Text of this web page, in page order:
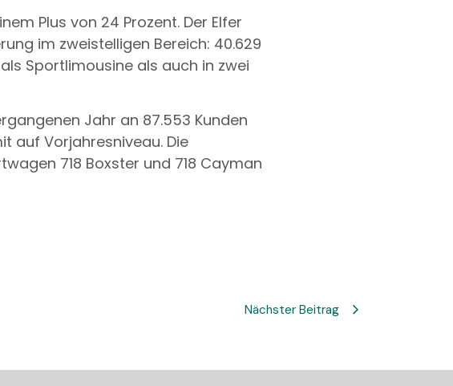
Plus von 24 Prozent. Der Elfer
im zweistelligen Bereich: 40.629
Sportlimousine als auch in zwei
Jahr an 87.553 Kunden
auf Vorjahresniveau. Die
718 Boxster und 718 Cayman
Nächster Beitrag